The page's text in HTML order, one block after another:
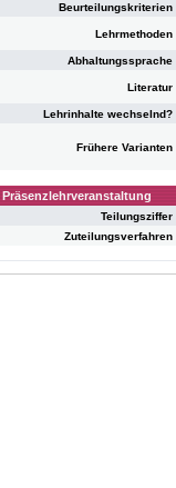
Beurteilungskriterien
Lehrmethoden
Abhaltungssprache
Literatur
Lehrinhalte wechselnd?
Frühere Varianten
Präsenzlehrveranstaltung
Teilungsziffer
Zuteilungsverfahren